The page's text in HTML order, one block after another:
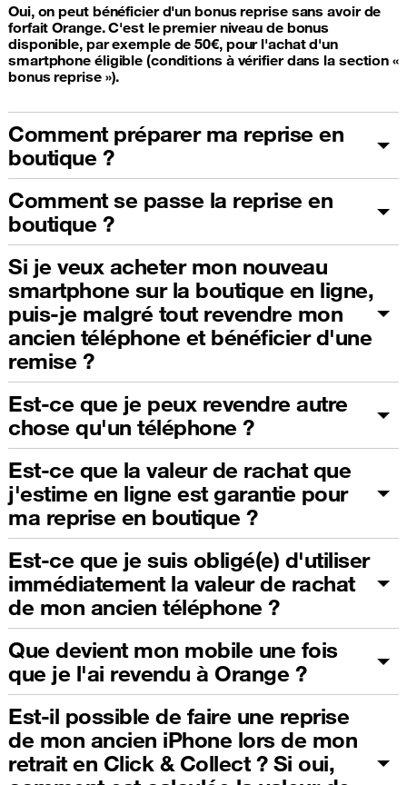
Oui, on peut bénéficier d'un bonus reprise sans avoir de
forfait Orange. C'est le premier niveau de bonus
disponible, par exemple de 50€, pour l'achat d'un
smartphone éligible (conditions à vérifier dans la section «
bonus reprise »).
Comment préparer ma reprise en
boutique ?
Comment se passe la reprise en
boutique ?
Si je veux acheter mon nouveau
smartphone sur la boutique en ligne,
puis-je malgré tout revendre mon
ancien téléphone et bénéficier d'une
remise ?
Est-ce que je peux revendre autre
chose qu'un téléphone ?
Est-ce que la valeur de rachat que
j'estime en ligne est garantie pour
ma reprise en boutique ?
Est-ce que je suis obligé(e) d'utiliser
immédiatement la valeur de rachat
de mon ancien téléphone ?
Que devient mon mobile une fois
que je l'ai revendu à Orange ?
Est-il possible de faire une reprise
de mon ancien iPhone lors de mon
retrait en Click & Collect ? Si oui,